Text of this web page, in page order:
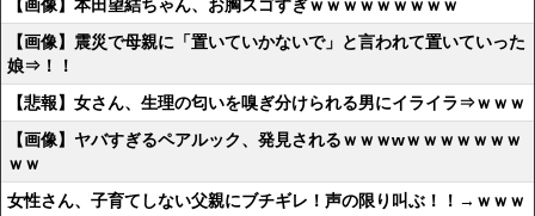
【画像】本田望結ちゃん、お胸スゴすぎｗｗｗｗｗｗｗｗｗ
【画像】震災で母親に「置いていかないで」と言われて置いていった
娘⇒！！
【悲報】女さん、生理の匂いを嗅ぎ分けられる男にイライラ⇒ｗｗｗ
【画像】ヤバすぎるペアルック、発見されるｗｗｗwｗｗｗｗｗｗｗ
ｗｗ
女性さん、子育てしない父親にブチギレ！声の限り叫ぶ！！→ｗｗｗ